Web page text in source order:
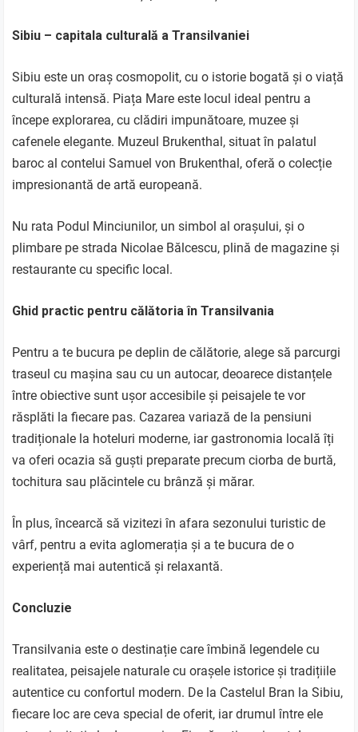
Sibiu – capitala culturală a Transilvaniei
Sibiu este un oraș cosmopolit, cu o istorie bogată și o viață
culturală intensă. Piața Mare este locul ideal pentru a
începe explorarea, cu clădiri impunătoare, muzee și
cafenele elegante. Muzeul Brukenthal, situat în palatul
baroc al contelui Samuel von Brukenthal, oferă o colecție
impresionantă de artă europeană.
Nu rata Podul Minciunilor, un simbol al orașului, și o
plimbare pe strada Nicolae Bălcescu, plină de magazine și
restaurante cu specific local.
Ghid practic pentru călătoria în Transilvania
Pentru a te bucura pe deplin de călătorie, alege să parcurgi
traseul cu mașina sau cu un autocar, deoarece distanțele
între obiective sunt ușor accesibile și peisajele te vor
răsplăti la fiecare pas. Cazarea variază de la pensiuni
tradiționale la hoteluri moderne, iar gastronomia locală îți
va oferi ocazia să guști preparate precum ciorba de burtă,
tochitura sau plăcintele cu brânză și mărar.
În plus, încearcă să vizitezi în afara sezonului turistic de
vârf, pentru a evita aglomerația și a te bucura de o
experiență mai autentică și relaxantă.
Concluzie
Transilvania este o destinație care îmbină legendele cu
realitatea, peisajele naturale cu orașele istorice și tradițiile
autentice cu confortul modern. De la Castelul Bran la Sibiu,
fiecare loc are ceva special de oferit, iar drumul între ele